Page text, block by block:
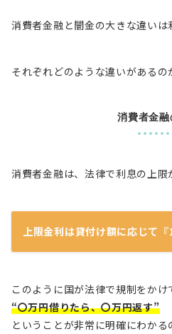
消費者金融と闇金の大きな違いは
それぞれどのような違いがあるの
消費者金融
消費者金融は、法律で利息の上限
上限金利は貸付け額に応じて『
このように国が法律で規制をかけ
“〇万円借りたら、〇万円返す”
ということが非常に明確にわかる